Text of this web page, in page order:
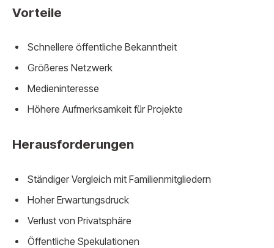
Vorteile
Schnellere öffentliche Bekanntheit
Größeres Netzwerk
Medieninteresse
Höhere Aufmerksamkeit für Projekte
Herausforderungen
Ständiger Vergleich mit Familienmitgliedern
Hoher Erwartungsdruck
Verlust von Privatsphäre
Öffentliche Spekulationen